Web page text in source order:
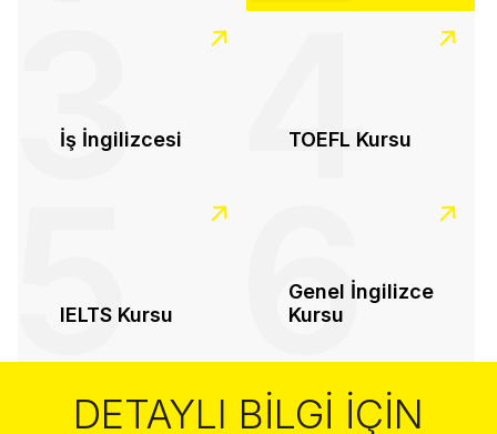
İş İngilizcesi
3 TOEFL Kursu
4
IELTS Kursu
5
Genel İngilizce
Kursu
6
DETAYLI BILGI İÇIN